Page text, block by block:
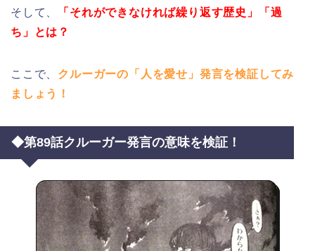
そして、
「それができなければ繰り返す歴史」「過
ち」とは？
ここで、 クルーガーの「人を愛せ」発言を検証してみ
ましょう！
◆第89話クルーガー発言の意味を検証！